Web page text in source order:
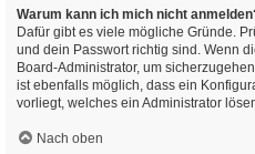
Warum kann ich mich nicht
Dafür gibt es viele mögliche Gründe.
und dein Passwort richtig sind. Wenn
Board-Administrator, um
ist ebenfalls möglich, dass ein
vorliegt, welches ein Administrator
Nach oben